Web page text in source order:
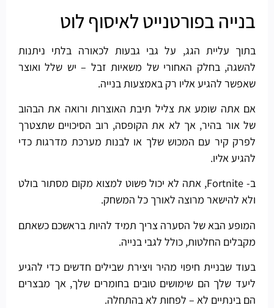
בנייה בפורטנייט לאיסוף לוט
בתוך עליית הגג, על גבי גבעות לכאורה בלתי ניתנות
להשגה, בחלק האחורי של משאיות זבל – יש שלל ואוצר
שאפשר להגיע אליו רק באמצעות בנייה.
אם אתה שומע את צליל תיבת האוצרות ורואה את הבהוב
של אור בהיר, אך לא את הקופסה, רוב הסיכויים שתצטרך
לפרק קיר עם המכוש שלך או לבנות מערכת מדרגות כדי
להגיע אליו.
ב- Fortnite, אתה לא יכול פשוט למצוא מקום מסתור בולט
ולא להישאר מרוצה לאורך כל המשחק.
המופע הבא של הסערה צריך תמיד להיות בראשכם כשאתם
מקבלים החלטות, כולל לגבי בנייה.
בעוד שבניית חיפוי מהיר ויצירת שבילים חדשים כדי להגיע
ליעד שלך הם שימושים טובים בחומרים שלך, אך מבצרים
הם בינתיים לא – לפחות לא בהתחלה.